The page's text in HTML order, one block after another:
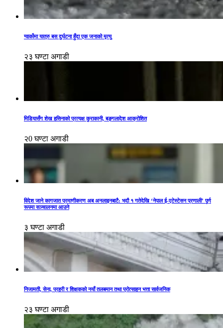
ग्वार्कोमा यात्रु बस दुर्घटना हुँदा एक जनाको मृत्यु
२३ घण्टा अगाडी
मिडियासँग शेख हसिनाको प्रत्यक्ष कुराकानी, बङ्गलादेश आक्रोशित
२0 घण्टा अगाडी
विदेश जाने कागजात प्रमाणीकरण अब अनलाइनबाटै: भदौ १ गतेदेखि ‘नेपाल ई-एटेस्टेसन प्रणाली’ पूर्ण
रूपमा सञ्चालनमा आउने
३ घण्टा अगाडी
निजामती, सेना, प्रहरी र शिक्षकको नयाँ तलबमान तथा प्रोत्साहन भत्ता सार्वजनिक
२३ घण्टा अगाडी